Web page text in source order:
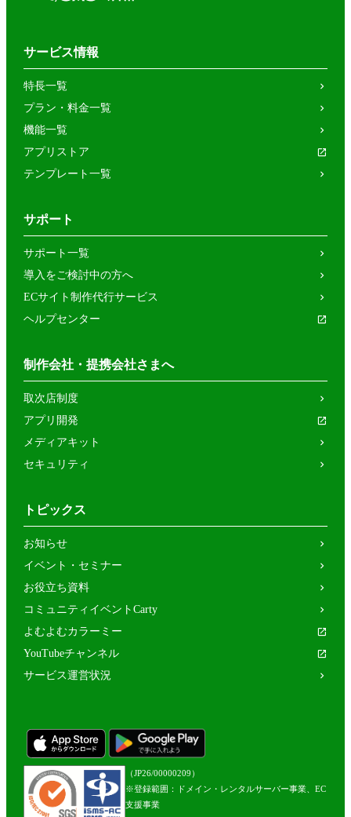
サービス情報
特長一覧
プラン・料金一覧
機能一覧
アプリストア
テンプレート一覧
サポート
サポート一覧
導入をご検討中の方へ
ECサイト制作代行サービス
ヘルプセンター
制作会社・提携会社さまへ
取次店制度
アプリ開発
メディアキット
セキュリティ
トピックス
お知らせ
イベント・セミナー
お役立ち資料
コミュニティイベントCarty
よむよむカラーミー
YouTubeチャンネル
サービス運営状況
（JP26/00000209）
※登録範囲：ドメイン・レンタルサーバー事業、EC
支援事業